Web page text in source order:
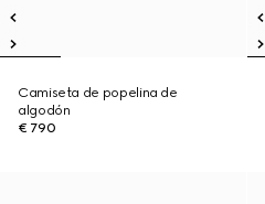
Camiseta de popelina de
algodón
€ 790